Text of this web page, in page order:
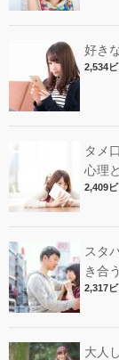
好き
2,534
タメ
心理
2,409
スタ
き合
2,317
大人